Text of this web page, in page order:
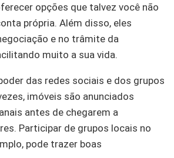
opções que talvez você não
própria. Além disso, eles
e no trâmite da
muito a sua vida.
das redes sociais e dos grupos
imóveis são anunciados
antes de chegarem a
Participar de grupos locais no
pode trazer boas